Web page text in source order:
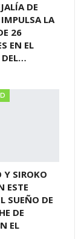
DE
LA
26
EN EL
DEL…
Y SIROKO
ESTE
SUEÑO DE
DE
EL